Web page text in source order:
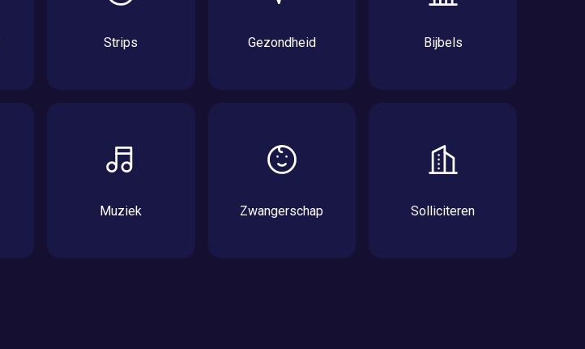
Strips Gezondheid Bijbels
Muziek Zwangerschap Solliciteren